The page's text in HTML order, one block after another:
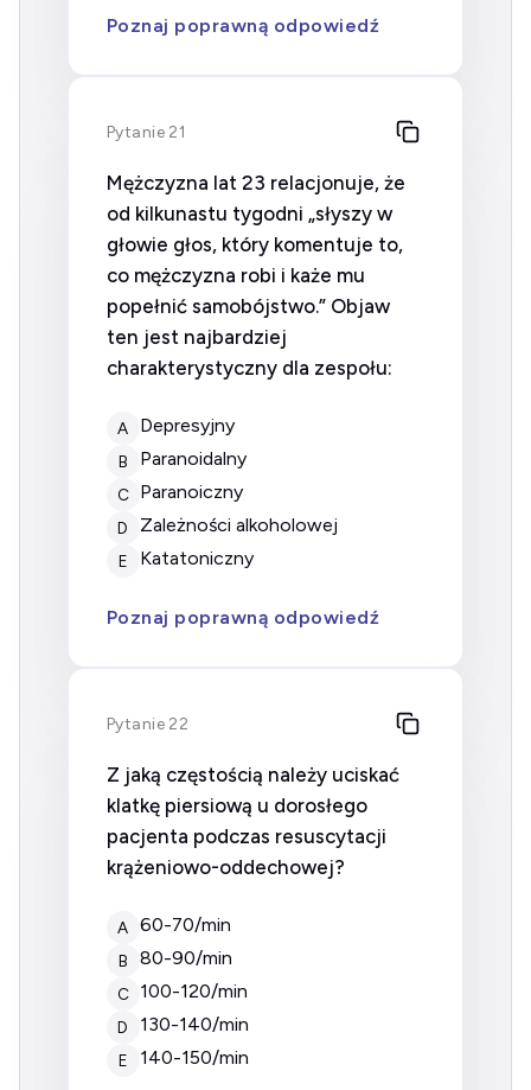
Poznaj poprawną odpowiedź
Pytanie 21
Mężczyzna lat 23 relacjonuje, że
od kilkunastu tygodni „słyszy w
głowie głos, który komentuje to,
co mężczyzna robi i każe mu
popełnić samobójstwo.” Objaw
ten jest najbardziej
charakterystyczny dla zespołu:
A Depresyjny
B Paranoidalny
C Paranoiczny
D Zależności alkoholowej
E Katatoniczny
Poznaj poprawną odpowiedź
Pytanie 22
Z jaką częstością należy uciskać
klatkę piersiową u dorosłego
pacjenta podczas resuscytacji
krążeniowo-oddechowej?
A 60-70/min
B 80-90/min
C 100-120/min
D 130-140/min
E 140-150/min